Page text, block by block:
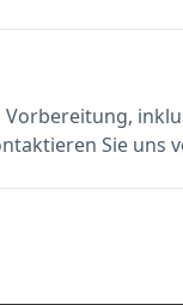
Sie uns